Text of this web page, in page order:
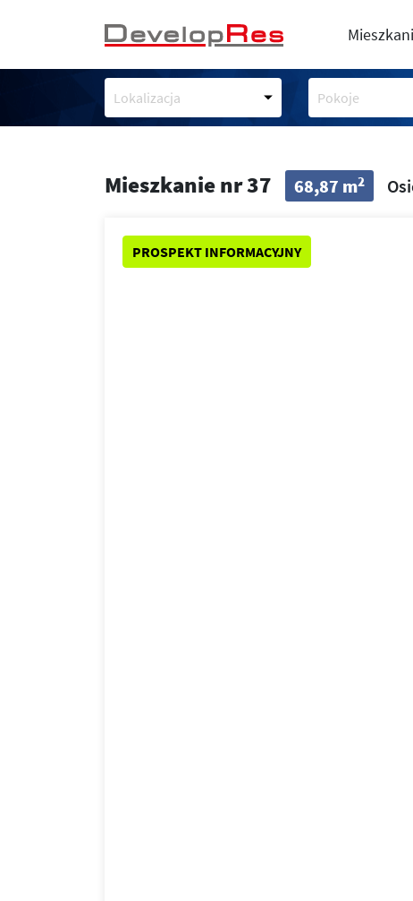
Lokalizacja Pokoje
Mieszkanie nr 37 68,87 m2
PROSPEKT INFORMACYJNY